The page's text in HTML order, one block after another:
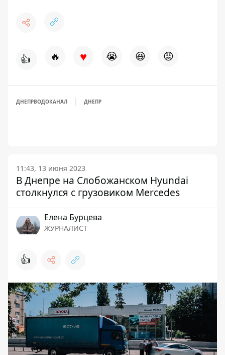
👍 🔥 ♥ 😭 😆 😡
ДНЕПРВОДОКАНАЛ ДНЕПР
11:43, 13 июня 2023
В Днепре на Слобожанском Hyundai
столкнулся с грузовиком Mercedes
Елена Бурцева
ЖУРНАЛИСТ
👍